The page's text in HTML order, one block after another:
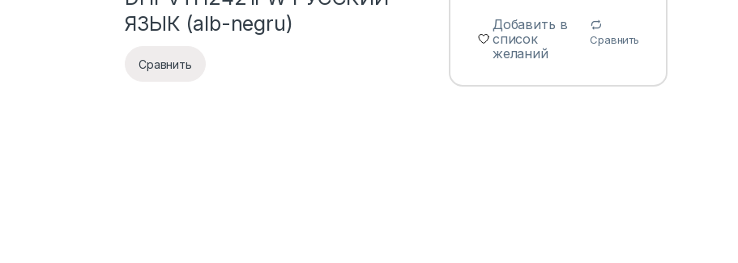
ЯЗЫК (alb-negru)
Сравнить
Добавить в
список
желаний
Сравнить